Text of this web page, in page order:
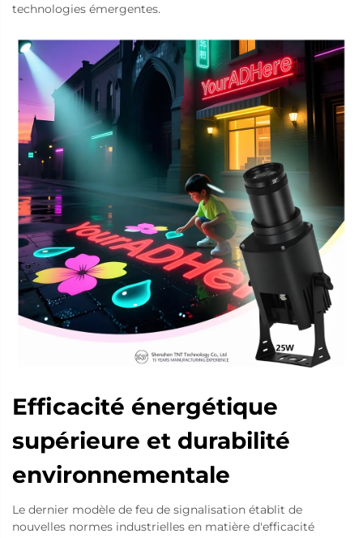
technologies émergentes.
Efficacité énergétique
supérieure et durabilité
environnementale
Le dernier modèle de feu de signalisation établit de
nouvelles normes industrielles en matière d'efficacité